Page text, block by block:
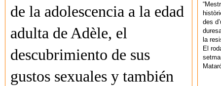
de la adolescencia a la edad
adulta de Adèle, el
descubrimiento de sus
gustos sexuales y también
des
la
El